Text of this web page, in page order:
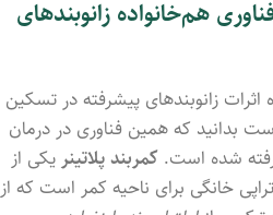
هم‌خانواده زانوبندهای
اثرات زانوبندهای پیشرفته در تسکین
بدانید که همین فناوری در درمان
شده است. کمربند پلاتینر یکی از
خانگی برای ناحیه کمر است که از